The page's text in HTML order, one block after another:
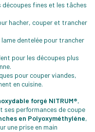
découpes fines et les tâches
hacher, couper et trancher
lame dentelée pour trancher
pour les découpes plus
pour couper viandes,
en cuisine.
forgé NITRUM®,
ses performances de coupe
en Polyoxyméthyléne,
une prise en main